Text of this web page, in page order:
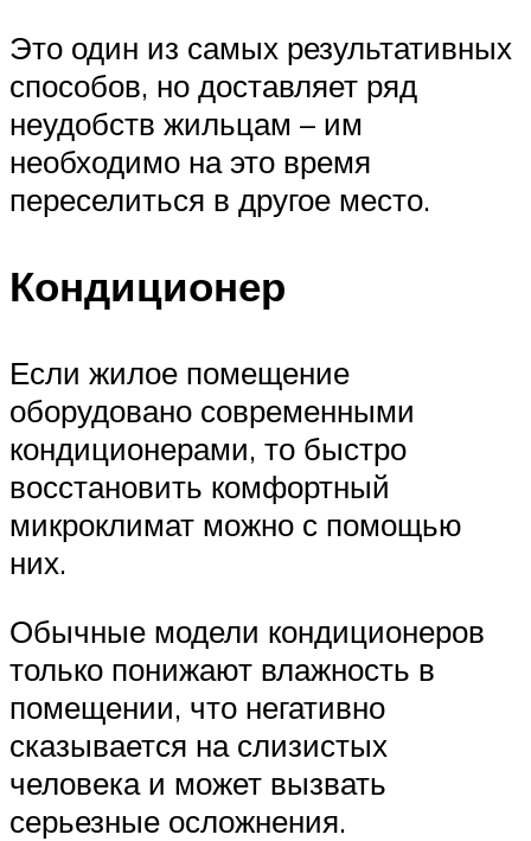
Это один из самых результативных
способов, но доставляет ряд
неудобств жильцам – им
необходимо на это время
переселиться в другое место.
Кондиционер
Если жилое помещение
оборудовано современными
кондиционерами, то быстро
восстановить комфортный
микроклимат можно с помощью
них.
Обычные модели кондиционеров
только понижают влажность в
помещении, что негативно
сказывается на слизистых
человека и может вызвать
серьезные осложнения.